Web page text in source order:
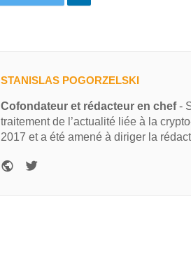
STANISLAS POGORZELSKI
Cofondateur et rédacteur en chef-
traitement de l’actualité liée à la
2017 et a été amené à diriger la